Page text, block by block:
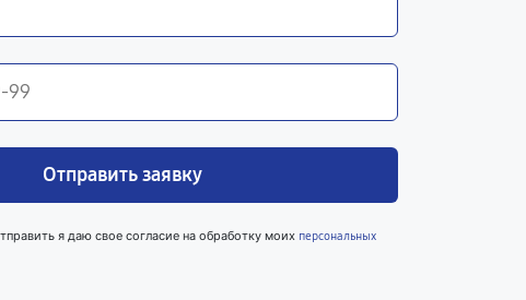
Отправить заявку
я даю свое согласие на обработку моих персональных